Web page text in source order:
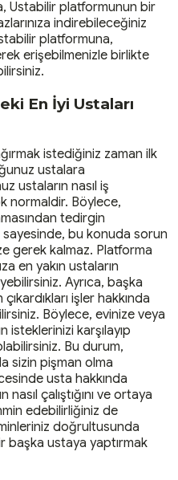
Ustabilir platformunun bir
indirebileceğiniz
platformuna,
erişebilmenizle birlikte
En İyi Ustaları
istediğiniz zaman ilk
ustalara
ustaların nasıl iş
normaldir. Böylece,
tedirgin
bu konuda sorun
gerek kalmaz. Platforma
en yakın ustaların
Ayrıca, başka
işler hakkında
Böylece, evinize veya
isteklerinizi karşılayıp
Bu durum,
sizin pişman olma
usta hakkında
nasıl çalıştığını ve ortaya
edebilirliğiniz de
doğrultusunda
başka ustaya yaptırmak